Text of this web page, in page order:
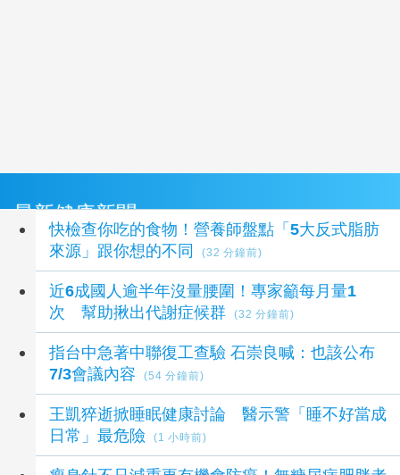
最新健康新聞
快檢查你吃的食物！營養師盤點「5大反式脂肪
來源」跟你想的不同
(32 分鐘前)
近6成國人逾半年沒量腰圍！專家籲每月量1
次 幫助揪出代謝症候群
(32 分鐘前)
指台中急著中聯復工查驗 石崇良喊：也該公布
7/3會議內容
(54 分鐘前)
王凱猝逝掀睡眠健康討論 醫示警「睡不好當成
日常」最危險
(1 小時前)